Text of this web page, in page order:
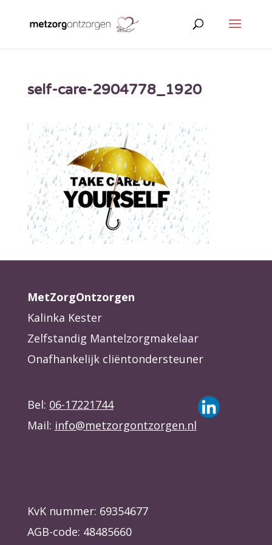
self-care-2904778_1920
MetZorgOntzorgen
Kalinka Kester
Zelfstandig Mantelzorgmakelaar
Onafhankelijk cliëntondersteuner
Bel: 06-17221744
Mail: info@metzorgontzorgen.nl
KvK nummer: 69354677
AGB-code: 48485660